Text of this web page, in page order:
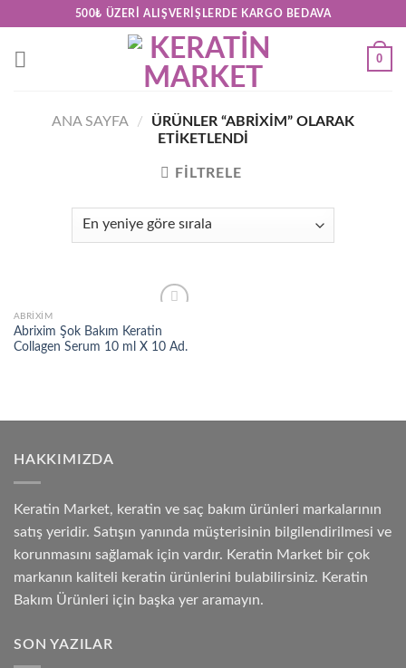
content
500₺ ÜZERI ALIŞVERIŞLERDE KARGO BEDAVA
0
ANA SAYFA /
ÜRÜNLER “ABRIXIM” OLARAK
ETIKETLENDI
FILTRELE
Add to
wishlist
ABRIXIM
Abrixim Şok Bakım Keratin
Collagen Serum 10 ml X 10 Ad.
HAKKIMIZDA
Keratin Market, keratin ve saç bakım ürünleri markalarının
satış yeridir. Satışın yanında müşterisinin bilgilendirilmesi ve
korunmasını sağlamak için vardır. Keratin Market bir çok
markanın kaliteli keratin ürünlerini bulabilirsiniz. Keratin
Bakım Ürünleri için başka yer aramayın.
SON YAZILAR